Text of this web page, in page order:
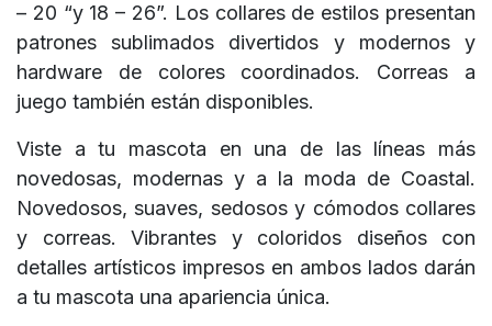
– 20 “y 18 – 26”. Los collares de estilos presentan
patrones sublimados divertidos y modernos y
hardware de colores coordinados. Correas a
juego también están disponibles.
Viste a tu mascota en una de las líneas más
novedosas, modernas y a la moda de Coastal.
Novedosos, suaves, sedosos y cómodos collares
y correas. Vibrantes y coloridos diseños con
detalles artísticos impresos en ambos lados darán
a tu mascota una apariencia única.